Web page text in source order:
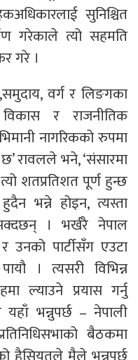
सुनिश्चित
गरेकाले त्यो सहमति
गरे ।
वर्ग र लिङगका
र राजनीतिक
नागरिकको रुपमा
रावलले भने, ‘संसारमा
शतप्रतिशत पूर्ण हुन्छ
भन्ने होइन, त्यस्ता
। भर्खरै नेपाल
उनको पार्टीसँग एउटा
। त्यसरी विभिन्न
ल्याउने प्रयास गर्नु
भन्नुपर्छ – नेपाली
बैठकमा